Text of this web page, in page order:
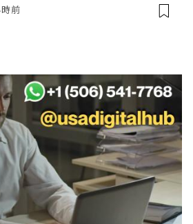
前